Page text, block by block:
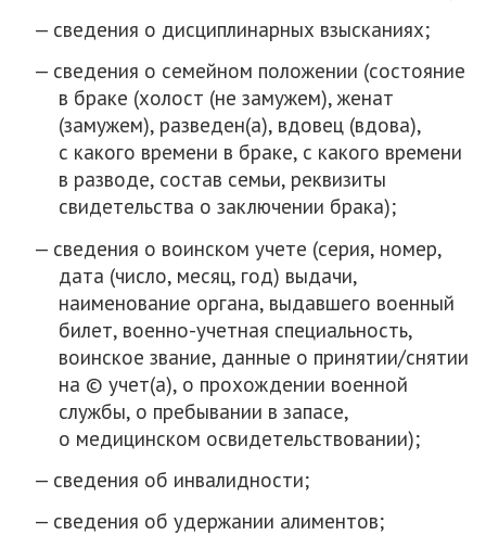
сведения о дисциплинарных взысканиях;
сведения о семейном положении (состояние
в браке (холост (не замужем), женат
(замужем), разведен(а), вдовец (вдова),
с какого времени в браке, с какого времени
в разводе, состав семьи, реквизиты
свидетельства о заключении брака);
сведения о воинском учете (серия, номер,
дата (число, месяц, год) выдачи,
наименование органа, выдавшего военный
билет, военно-учетная специальность,
воинское звание, данные о принятии/снятии
на © учет(а), о прохождении военной
службы, о пребывании в запасе,
о медицинском освидетельствовании);
сведения об инвалидности;
сведения об удержании алиментов;